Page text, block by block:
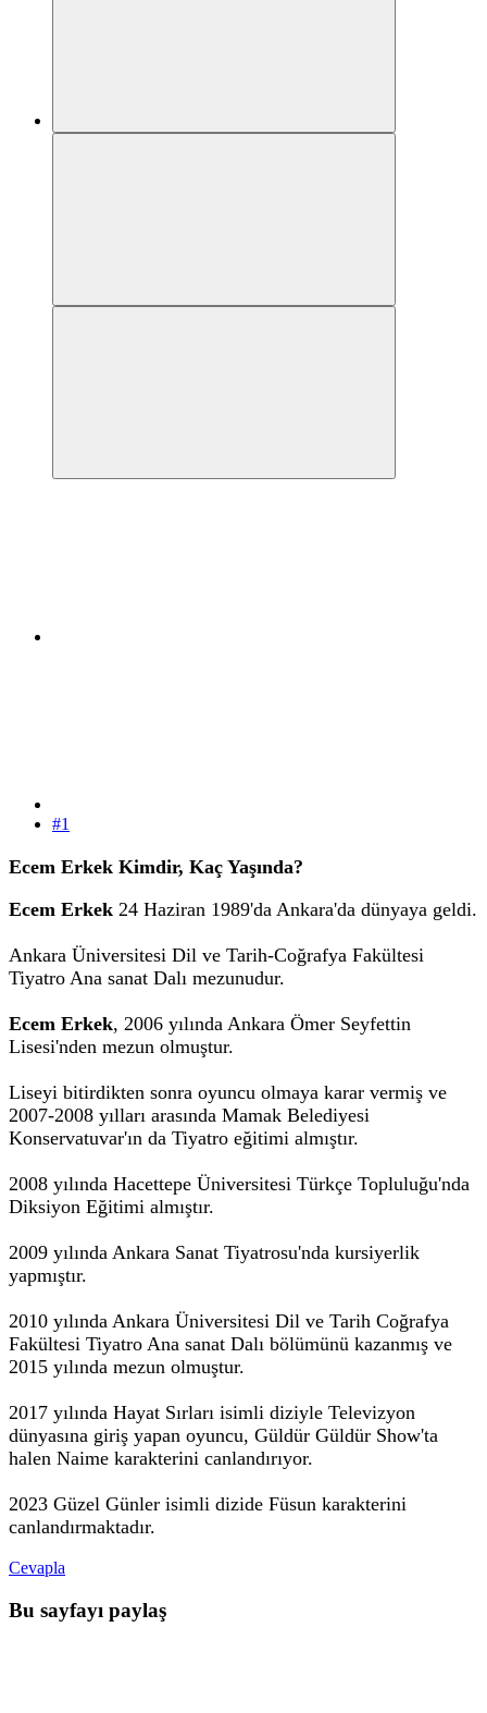
#1
Ecem Erkek Kimdir, Kaç Yaşında?
Ecem Erkek 24 Haziran 1989'da Ankara'da dünyaya geldi.
Ankara Üniversitesi Dil ve Tarih-Coğrafya Fakültesi
Tiyatro Ana sanat Dalı mezunudur.
Ecem Erkek, 2006 yılında Ankara Ömer Seyfettin
Lisesi'nden mezun olmuştur.
Liseyi bitirdikten sonra oyuncu olmaya karar vermiş ve
2007-2008 yılları arasında Mamak Belediyesi
Konservatuvar'ın da Tiyatro eğitimi almıştır.
2008 yılında Hacettepe Üniversitesi Türkçe Topluluğu'nda
Diksiyon Eğitimi almıştır.
2009 yılında Ankara Sanat Tiyatrosu'nda kursiyerlik
yapmıştır.
2010 yılında Ankara Üniversitesi Dil ve Tarih Coğrafya
Fakültesi Tiyatro Ana sanat Dalı bölümünü kazanmış ve
2015 yılında mezun olmuştur.
2017 yılında Hayat Sırları isimli diziyle Televizyon
dünyasına giriş yapan oyuncu, Güldür Güldür Show'ta
halen Naime karakterini canlandırıyor.
2023 Güzel Günler isimli dizide Füsun karakterini
canlandırmaktadır.
Cevapla
Bu sayfayı paylaş